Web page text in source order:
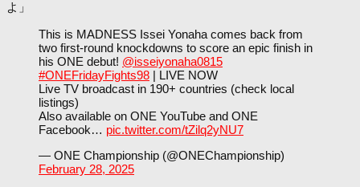
よ」
This is MADNESS Issei Yonaha comes back from
two first-round knockdowns to score an epic finish in
his ONE debut! @isseiyonaha0815
#ONEFridayFights98 | LIVE NOW
Live TV broadcast in 190+ countries (check local
listings)
Also available on ONE YouTube and ONE
Facebook… pic.twitter.com/tZilq2yNU7
— ONE Championship (@ONEChampionship)
February 28, 2025